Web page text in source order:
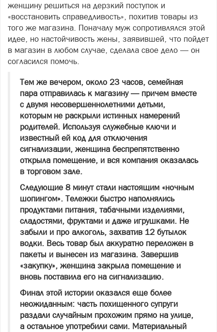
женщину решиться на дерзкий поступок и
«восстановить справедливость», похитив товары из
того же магазина. Поначалу муж сопротивлялся этой
идее, но настойчивость жены, заявившей, что пойдет
в магазин в любом случае, сделала свое дело — он
согласился помочь.
Тем же вечером, около 23 часов, семейная
пара отправилась к магазину — причем вместе
с двумя несовершеннолетними детьми,
которым не раскрыли истинных намерений
родителей. Используя служебные ключи и
известный ей код для отключения
сигнализации, женщина беспрепятственно
открыла помещение, и вся компания оказалась
в торговом зале.
Следующие 8 минут стали настоящим «ночным
шопингом». Тележки быстро наполнялись
продуктами питания, табачными изделиями,
сладостями, фруктами и даже игрушками. Не
забыли и про алкоголь, захватив 12 бутылок
водки. Весь товар был аккуратно переложен в
пакеты и вынесен из магазина. Завершив
«закупку», женщина закрыла помещение и
вновь поставила его на сигнализацию.
Финал этой истории оказался еще более
неожиданным: часть похищенного супруги
раздали случайным прохожим прямо на улице,
а остальное употребили сами. Материальный